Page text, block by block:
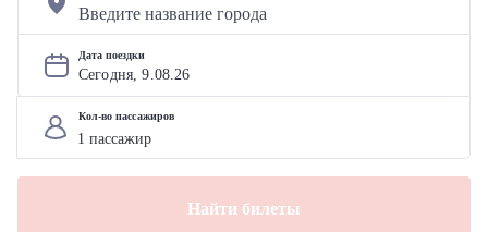
Дата поездки
Сегодня, 9.08.26
Кол-во пассажиров
Найти билеты